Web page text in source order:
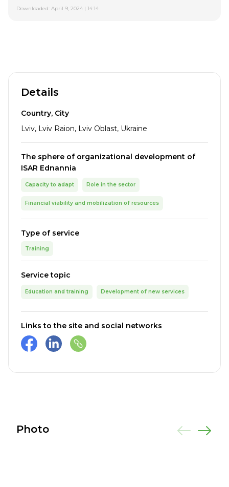
Downloaded: April 9, 2024 | 14:14
Details
Country, City
Lviv, Lviv Raion, Lviv Oblast, Ukraine
The sphere of organizational development of
ISAR Ednannia
Capacity to adapt Role in the sector
Financial viability and mobilization of resources
Type of service
Training
Service topic
Education and training Development of new services
Links to the site and social networks
Photo